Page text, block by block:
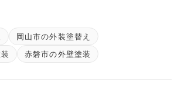
岡山市の外装塗替え
赤磐市の外壁塗装